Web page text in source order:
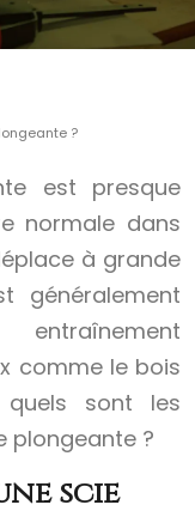
?
est presque
normale dans
à grande
généralement
comme le bois
quels sont les
plongeante ?
scie